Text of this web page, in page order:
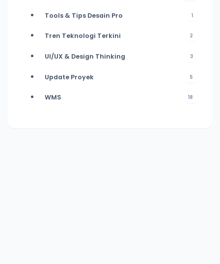
Tools & Tips Desain Pro 1
Tren Teknologi Terkini 2
UI/UX & Design Thinking 3
Update Proyek 5
WMS 18